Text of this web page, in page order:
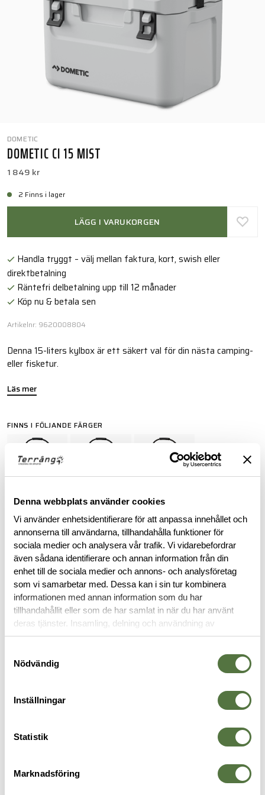
Denna webbplats använder cookies
Vi använder enhetsidentifierare för att anpassa innehållet och
annonserna till användarna, tillhandahålla funktioner för
sociala medier och analysera vår trafik. Vi vidarebefordrar
även sådana identifierare och annan information från din
enhet till de sociala medier och annons- och analysföretag
som vi samarbetar med. Dessa kan i sin tur kombinera
informationen med annan information som du har
tillhandahållit eller som de har samlat in när du har använt
deras tjänster. Insamling, delning och användning av
personuppgifter kan användas för personalisering av
Nödvändig
Inställningar
Statistik
Marknadsföring
DOMETIC
DOMETIC CI 15 MIST
1 849 kr
2 Finns i lager
LÄGG I VARUKORGEN
Handla tryggt – välj mellan faktura, kort, swish eller
direktbetalning
Räntefri delbetalning upp till 12 månader
Köp nu & betala sen
Artikelnr: 9620008804
Denna 15-liters kylbox är ett säkert val för din nästa camping-
eller fisketur.
Läs mer
FINNS I FÖLJANDE FÄRGER
BESKRIVNING
SPECIFIKATIONER
RECENSIONER
OM VARUMÄRKET
KYLBOXAR